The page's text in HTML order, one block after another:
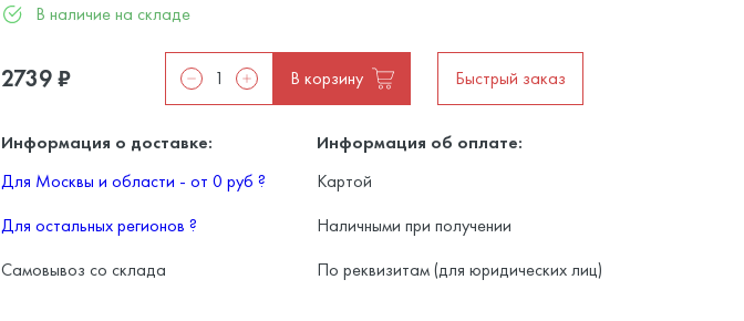
В наличие на складе
2739₽ В корзину Быстрый заказ
Информация о доставке:
Для Москвы и области - от 0 руб?
Для остальных регионов?
Самовывоз со склада
Информация об оплате:
Картой
Наличными при получении
По реквизитам (для юридических лиц)